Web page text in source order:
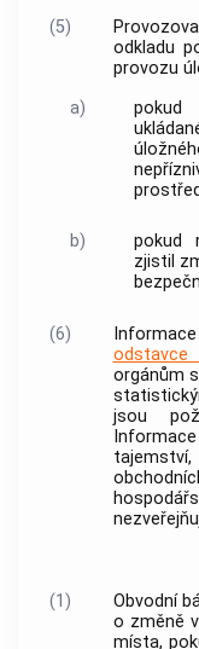
(5)
odkladu
provozu
a)
b)
pokud
zjistil
(6)
orgánům
jsou
(1)
Obvodní
o změně
místa,